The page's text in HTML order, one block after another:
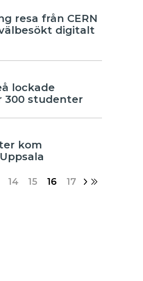
resa från CERN
digitalt
lockade
300 studenter
kom
14 15 16 17